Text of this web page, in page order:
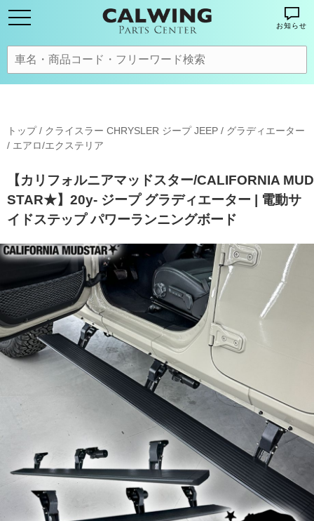
お知らせ
トップ/ クライスラー CHRYSLER ジープ JEEP / グラディエーター
/ エアロ/エクステリア
【カリフォルニアマッドスター/CALIFORNIA MUD
STAR★】20y- ジープ グラディエーター | 電動サ
イドステップ パワーランニングボード